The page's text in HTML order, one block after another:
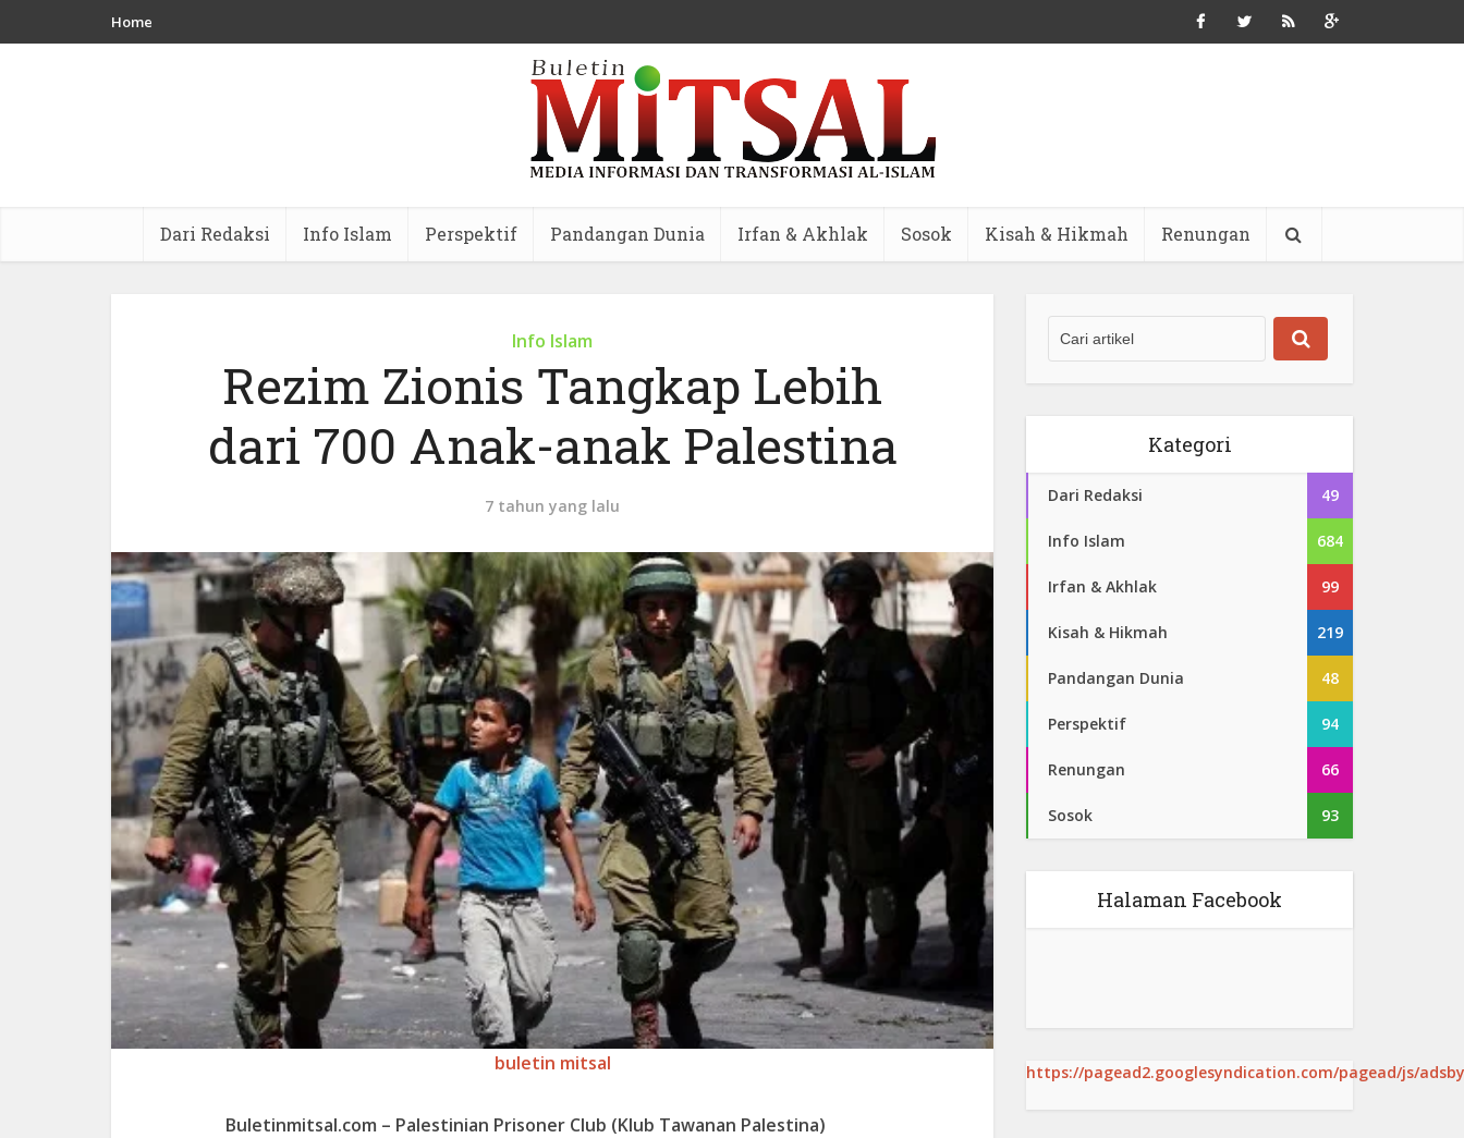
Home
Dari Redaksi Info Islam Perspektif Pandangan Dunia Irfan & Akhlak Sosok Kisah & Hikmah Renungan
Info Islam
Rezim Zionis Tangkap Lebih
dari 700 Anak-anak Palestina
7 tahun yang lalu
buletin mitsal
Buletinmitsal.com – Palestinian Prisoner Club (Klub Tawanan Palestina)
Kategori
Dari Redaksi 49
Info Islam 684
Irfan & Akhlak 99
Kisah & Hikmah 219
Pandangan Dunia 48
Perspektif 94
Renungan 66
Sosok 93
Halaman Facebook
https://pagead2.googlesyndication.com/pagead/js/